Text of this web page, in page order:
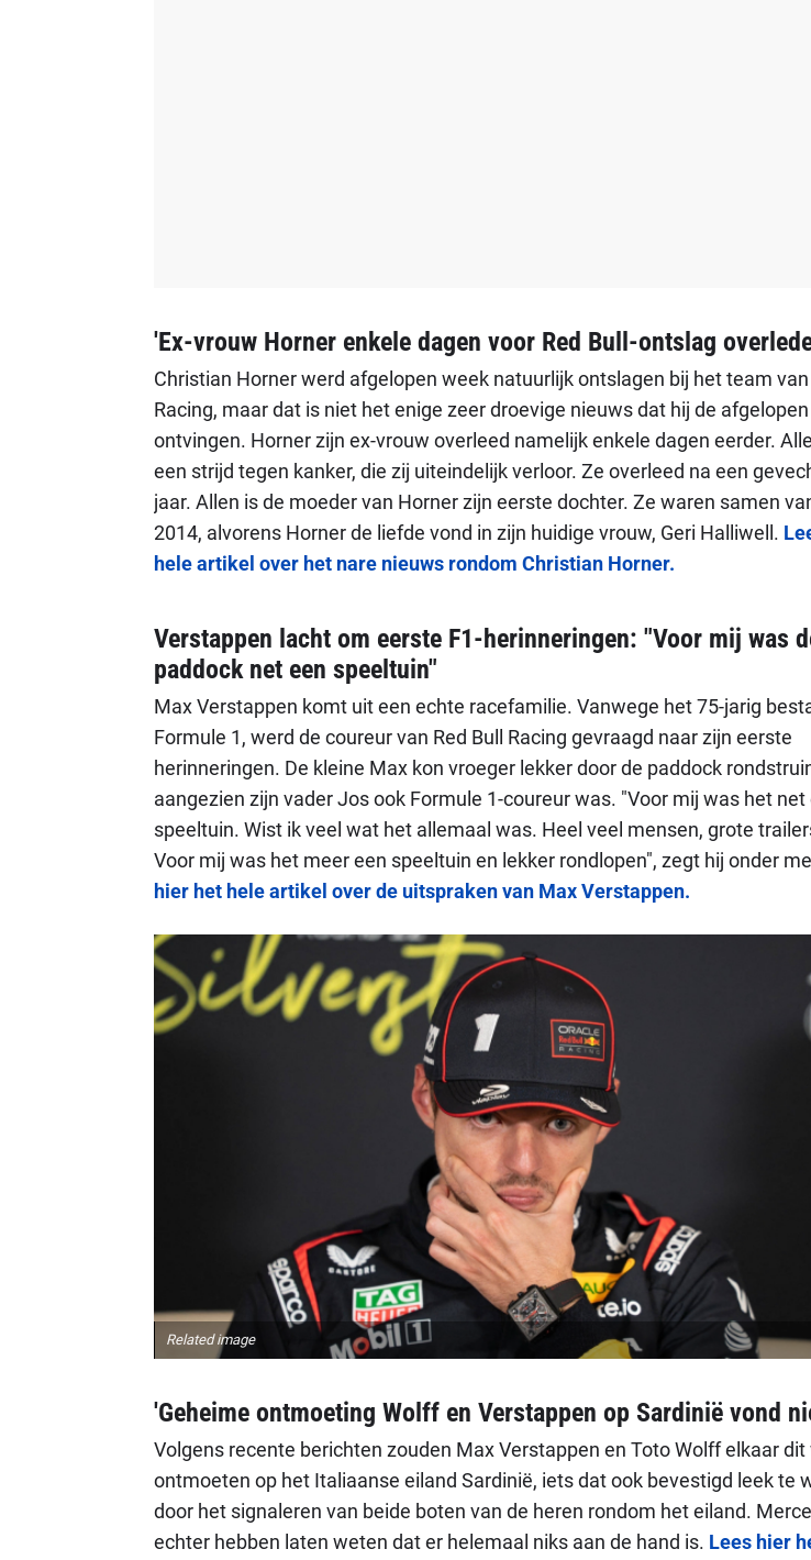
'Ex-vrouw Horner enkele dagen voor Red Bull-ontslag
Christian Horner werd afgelopen week natuurlijk ontslagen bij het team van
Racing, maar dat is niet het enige zeer droevige nieuws dat hij de
ontvingen. Horner zijn ex-vrouw overleed namelijk enkele dagen eerder.
een strijd tegen kanker, die zij uiteindelijk verloor. Ze overleed na een
jaar. Allen is de moeder van Horner zijn eerste dochter. Ze waren samen
2014, alvorens Horner de liefde vond in zijn huidige vrouw, Geri Halliwell.
hele artikel over het nare nieuws rondom Christian Horner.
Verstappen lacht om eerste F1-herinneringen: "Voor mij was
paddock net een speeltuin"
Max Verstappen komt uit een echte racefamilie. Vanwege het 75-jarig
Formule 1, werd de coureur van Red Bull Racing gevraagd naar zijn eerste
herinneringen. De kleine Max kon vroeger lekker door de paddock
aangezien zijn vader Jos ook Formule 1-coureur was. "Voor mij was het net
speeltuin. Wist ik veel wat het allemaal was. Heel veel mensen, grote
Voor mij was het meer een speeltuin en lekker rondlopen", zegt hij onder
hier het hele artikel over de uitspraken van Max Verstappen.
Related image
'Geheime ontmoeting Wolff en Verstappen op Sardinië vond
Volgens recente berichten zouden Max Verstappen en Toto Wolff elkaar dit
ontmoeten op het Italiaanse eiland Sardinië, iets dat ook bevestigd leek te
door het signaleren van beide boten van de heren rondom het eiland.
echter hebben laten weten dat er helemaal niks aan de hand is. Lees hier